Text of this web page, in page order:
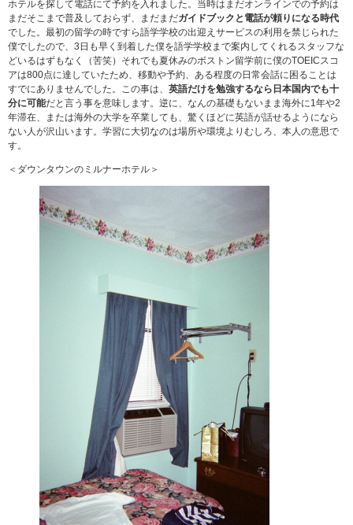
ホテルを探して電話にて予約を入れました。当時はまだオンラインでの予約は
まだそこまで普及しておらず、まだまだガイドブックと電話が頼りになる時代
でした。最初の留学の時ですら語学学校の出迎えサービスの利用を禁じられた
僕でしたので、3日も早く到着した僕を語学学校まで案内してくれるスタッフな
どいるはずもなく（苦笑）それでも夏休みのボストン留学前に僕のTOEICスコ
アは800点に達していたため、移動や予約、ある程度の日常会話に困ることは
すでにありませんでした。この事は、 英語だけを勉強するなら日本国内でも十
分に可能だと言う事を意味します。逆に、なんの基礎もないまま海外に1年や2
年滞在、または海外の大学を卒業しても、驚くほどに英語が話せるようになら
ない人が沢山います。学習に大切なのは場所や環境よりむしろ、本人の意思で
す。
＜ダウンタウンのミルナーホテル＞